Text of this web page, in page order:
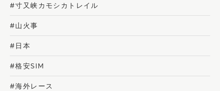
#寸又峡カモシカトレイル
#山火事
#日本
#格安SIM
#海外レース